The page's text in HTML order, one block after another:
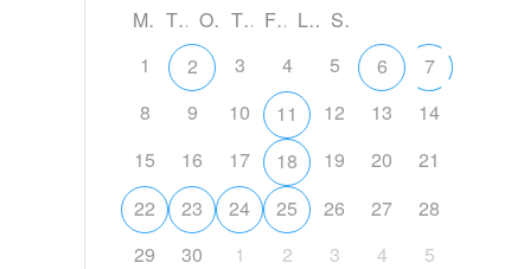
M T O T F L
S
1
2 3 4 5 6
7
8
9 10 11 12 13
14
15
16 17 18 19 20
21
22
23 24 25 26 27
28
29
30 1 2 3 4 5